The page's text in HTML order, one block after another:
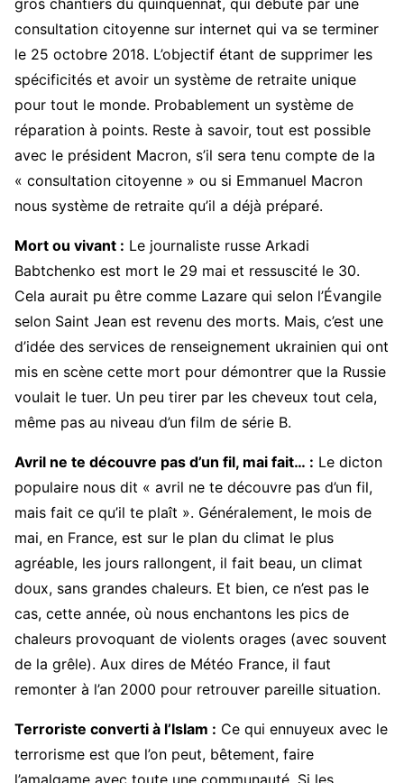
gros chantiers du quinquennat, qui débute par une
consultation citoyenne sur internet qui va se terminer
le 25 octobre 2018. L’objectif étant de supprimer les
spécificités et avoir un système de retraite unique
pour tout le monde. Probablement un système de
réparation à points. Reste à savoir, tout est possible
avec le président Macron, s’il sera tenu compte de la
« consultation citoyenne » ou si Emmanuel Macron
nous système de retraite qu’il a déjà préparé.
Mort ou vivant : Le journaliste russe Arkadi
Babtchenko est mort le 29 mai et ressuscité le 30.
Cela aurait pu être comme Lazare qui selon l’Évangile
selon Saint Jean est revenu des morts. Mais, c’est une
d’idée des services de renseignement ukrainien qui ont
mis en scène cette mort pour démontrer que la Russie
voulait le tuer. Un peu tirer par les cheveux tout cela,
même pas au niveau d’un film de série B.
Avril ne te découvre pas d’un fil, mai fait… : Le dicton
populaire nous dit « avril ne te découvre pas d’un fil,
mais fait ce qu’il te plaît ». Généralement, le mois de
mai, en France, est sur le plan du climat le plus
agréable, les jours rallongent, il fait beau, un climat
doux, sans grandes chaleurs. Et bien, ce n’est pas le
cas, cette année, où nous enchantons les pics de
chaleurs provoquant de violents orages (avec souvent
de la grêle). Aux dires de Météo France, il faut
remonter à l’an 2000 pour retrouver pareille situation.
Terroriste converti à l’Islam : Ce qui ennuyeux avec le
terrorisme est que l’on peut, bêtement, faire